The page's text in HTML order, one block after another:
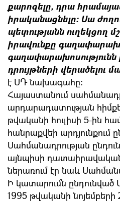
քարոզելը, դրա
իրականացնելը: Սա
պետությանն ուղեկցող
իրավունքը
գաղափարախոսությունն
դրույթների վերածելու
է ՍԴ նախագահը։
Հայաստանում
արդարադատության
թվականի հուլիսի 5-ին
հանրաքվեի արդյունքում
Սահմանադրության
այնպիսի
ներառում էր նաև
Ի կատարումն ընդունված
1995 թվականի